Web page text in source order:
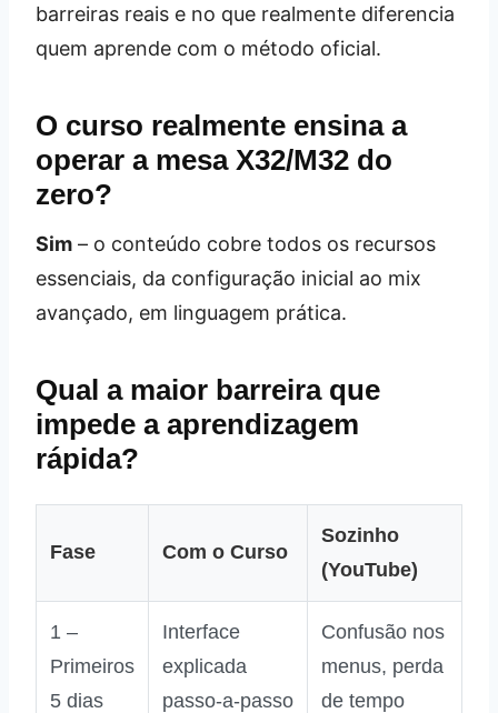
barreiras reais e no que realmente diferencia
quem aprende com o método oficial.
O curso realmente ensina a
operar a mesa X32/M32 do
zero?
Sim – o conteúdo cobre todos os recursos
essenciais, da configuração inicial ao mix
avançado, em linguagem prática.
Qual a maior barreira que
impede a aprendizagem
rápida?
Fase Com o Curso
Sozinho
(YouTube)
1 –
Primeiros
5 dias
Interface
explicada
passo‑a‑passo
Confusão nos
menus, perda
de tempo